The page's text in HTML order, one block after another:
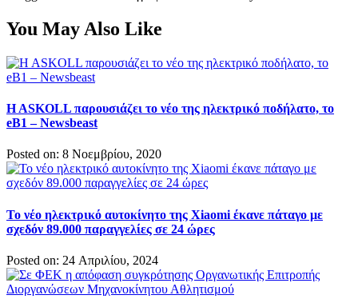
You May Also Like
H ASKOLL παρουσιάζει το νέο της ηλεκτρικό ποδήλατο, το
eB1 – Newsbeast
Posted on: 8 Νοεμβρίου, 2020
Το νέο ηλεκτρικό αυτοκίνητο της Xiaomi έκανε πάταγο με
σχεδόν 89.000 παραγγελίες σε 24 ώρες
Posted on: 24 Απριλίου, 2024